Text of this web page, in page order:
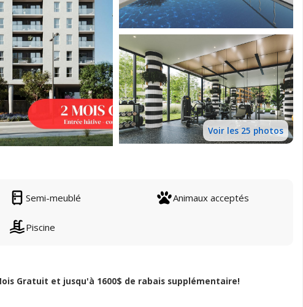
Voir les 25 photos
Semi-meublé Animaux acceptés
Piscine
Gratuit et jusqu'à 1600$ de rabais supplémentaire!